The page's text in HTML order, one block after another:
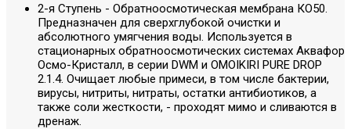
2-я Ступень - Обратноосмотическая мембрана КО50.
Предназначен для сверхглубокой очистки и
абсолютного умягчения воды. Используется в
стационарных обратноосмотических системах Аквафор
Осмо-Кристалл, в серии DWM и OMOIKIRI PURE DROP
2.1.4. Очищает любые примеси, в том числе бактерии,
вирусы, нитриты, нитраты, остатки антибиотиков, а
также соли жесткости, - проходят мимо и сливаются в
дренаж.